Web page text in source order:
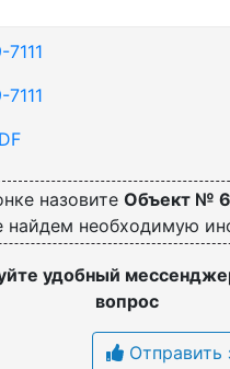
назовите Объект №
найдем необходимую
удобный
вопрос
Отправить